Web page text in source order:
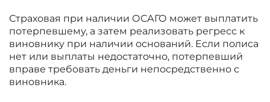
Страховая при наличии ОСАГО может выплатить
потерпевшему, а затем реализовать регресс к
виновнику при наличии оснований. Если полиса
нет или выплаты недостаточно, потерпевший
вправе требовать деньги непосредственно с
виновника.